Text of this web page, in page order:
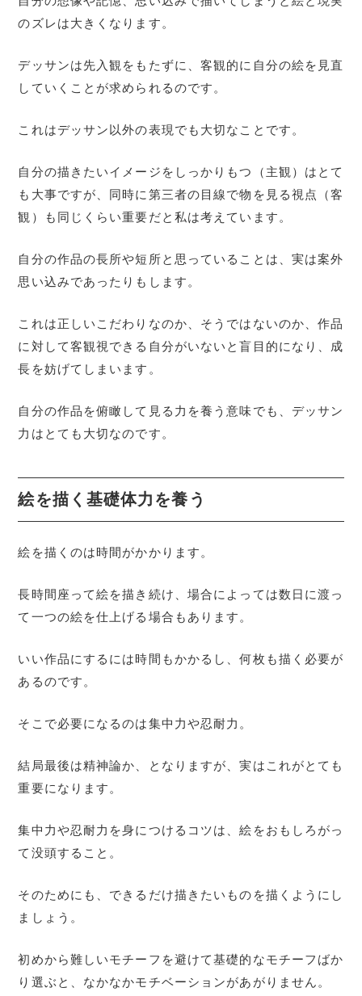
のズレは大きくなります。
デッサンは先入観をもたずに、客観的に自分の絵を見直
していくことが求められるのです。
これはデッサン以外の表現でも大切なことです。
自分の描きたいイメージをしっかりもつ（主観）はとて
も大事ですが、同時に第三者の目線で物を見る視点（客
観）も同じくらい重要だと私は考えています。
自分の作品の長所や短所と思っていることは、実は案外
思い込みであったりもします。
これは正しいこだわりなのか、そうではないのか、作品
に対して客観視できる自分がいないと盲目的になり、成
長を妨げてしまいます。
自分の作品を俯瞰して見る力を養う意味でも、デッサン
力はとても大切なのです。
絵を描く基礎体力を養う
絵を描くのは時間がかかります。
長時間座って絵を描き続け、場合によっては数日に渡っ
て一つの絵を仕上げる場合もあります。
いい作品にするには時間もかかるし、何枚も描く必要が
あるのです。
そこで必要になるのは集中力や忍耐力。
結局最後は精神論か、となりますが、実はこれがとても
重要になります。
集中力や忍耐力を身につけるコツは、絵をおもしろがっ
て没頭すること。
そのためにも、できるだけ描きたいものを描くようにし
ましょう。
初めから難しいモチーフを避けて基礎的なモチーフばか
り選ぶと、なかなかモチベーションがあがりません。